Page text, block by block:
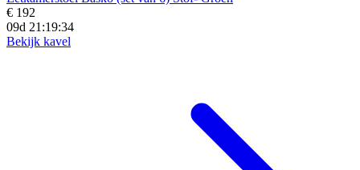
€ 192
09d 21:19:33
Bekijk kavel